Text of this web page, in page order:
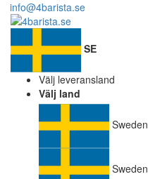
info@4barista.se
SE
Välj leveransland
Välj land
Sweden
Sweden